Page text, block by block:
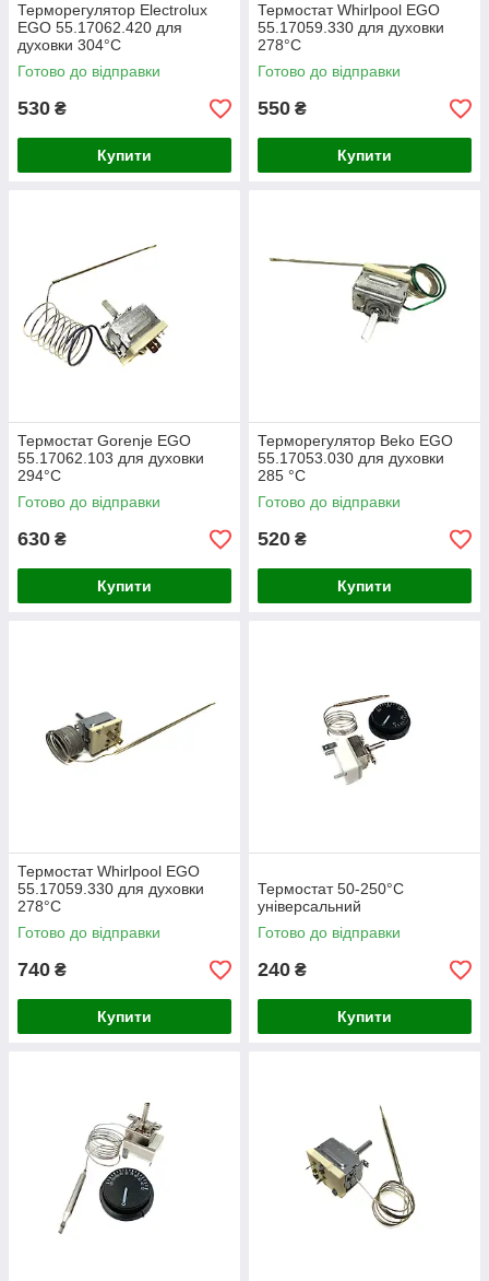
Терморегулятор Electrolux
EGO 55.17062.420 для
духовки 304°С
Готово до відправки
530 ₴
Купити
Термостат Whirlpool EGO
55.17059.330 для духовки
278°С
Готово до відправки
550 ₴
Купити
Термостат Gorenje EGO
55.17062.103 для духовки
294°С
Готово до відправки
630 ₴
Купити
Терморегулятор Beko EGO
55.17053.030 для духовки
285 °C
Готово до відправки
520 ₴
Купити
Термостат Whirlpool EGO
55.17059.330 для духовки
278°С
Готово до відправки
740 ₴
Купити
Термостат 50-250°C
універсальний
Готово до відправки
240 ₴
Купити